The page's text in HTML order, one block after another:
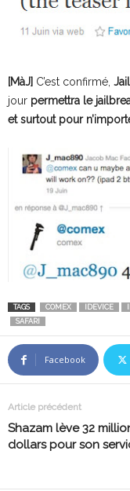
[MàJ] C’est confirmé,
jour permettra le
et surtout pour
TAGS COMEX IDEVICE
SAFARI
Facebook
Article précédent
Shazam lève 32
dollars pour son